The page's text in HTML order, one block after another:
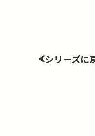
シリーズに